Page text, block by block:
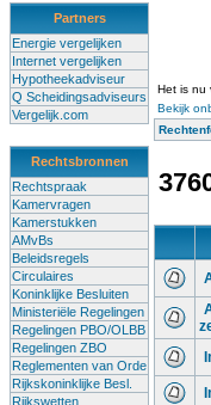
Partners
Energie vergelijken
Internet vergelijken
Hypotheekadviseur
Q Scheidingsadviseurs
Vergelijk.com
Rechtsbronnen
Rechtspraak
Kamervragen
Kamerstukken
AMvBs
Beleidsregels
Circulaires
Koninklijke Besluiten
Ministeriële Regelingen
Regelingen PBO/OLBB
Regelingen ZBO
Reglementen van Orde
Rijkskoninklijke Besl.
Rijkswetten
Het is nu
Bekijk